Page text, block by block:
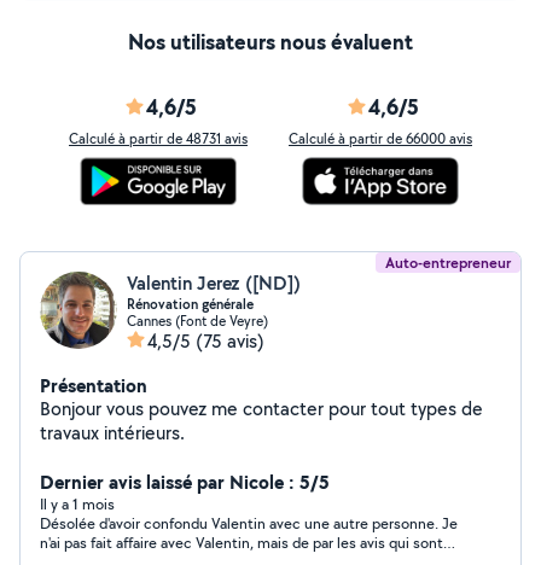
Nos utilisateurs nous évaluent
4,6/5
Calculé à partir de 48731 avis
4,6/5
Calculé à partir de 66000 avis
Auto-entrepreneur
Valentin Jerez ([ND])
Rénovation générale
Cannes (Font de Veyre)
4,5/5 (75 avis)
Présentation
Bonjour vous pouvez me contacter pour tout types de
travaux intérieurs.
Dernier avis laissé par Nicole : 5/5
Il y a 1 mois
Désolée d'avoir confondu Valentin avec une autre personne. Je
n'ai pas fait affaire avec Valentin, mais de par les avis qui sont